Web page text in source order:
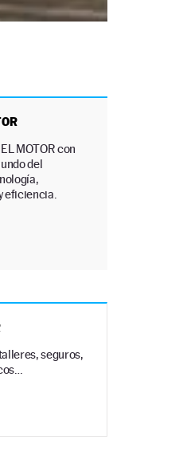
MOTOR con
del
eficiencia.
seguros,